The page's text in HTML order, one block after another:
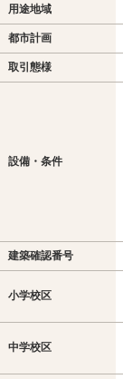
用途地域
都市計画
取引態様
設備・条件
建築確認番号
小学校区
中学校区